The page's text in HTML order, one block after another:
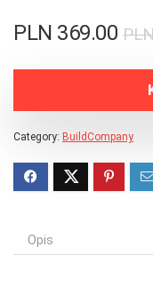
PLN 369.00
Category: BuildCompany
Opis